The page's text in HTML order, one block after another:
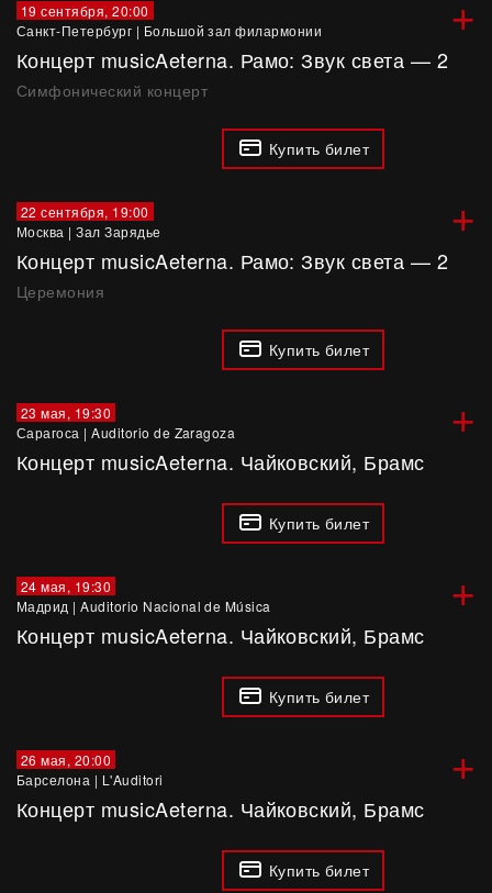
19 сентября, 20:00
Санкт-Петербург | Большой зал филармонии
Концерт musicAeterna. Рамо: Звук света — 2
Симфонический концерт
Купить билет
+
22 сентября, 19:00
Москва |Зал Зарядье
Концерт musicAeterna. Рамо: Звук света — 2
Церемония
Купить билет
+
23 мая, 19:30
Сарагоса |Auditorio de Zaragoza
Концерт musicAeterna. Чайковский, Брамс
Купить билет
+
24 мая, 19:30
Мадрид |Auditorio Nacional de Música
Концерт musicAeterna. Чайковский, Брамс
Купить билет
+
26 мая, 20:00
Барселона | L'Auditori
Концерт musicAeterna. Чайковский, Брамс
Купить билет